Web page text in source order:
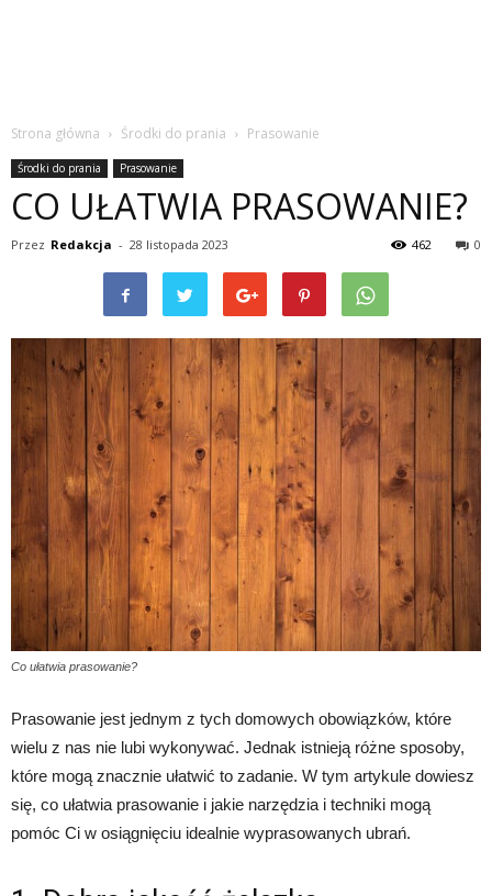
Strona główna Środki do prania Prasowanie
Środki do prania Prasowanie
CO UŁATWIA PRASOWANIE?
Przez Redakcja - 28 listopada 2023 0
462
Co ułatwia prasowanie?
Prasowanie jest jednym z tych domowych obowiązków, które
wielu z nas nie lubi wykonywać. Jednak istnieją różne sposoby,
które mogą znacznie ułatwić to zadanie. W tym artykule dowiesz
się, co ułatwia prasowanie i jakie narzędzia i techniki mogą
pomóc Ci w osiągnięciu idealnie wyprasowanych ubrań.